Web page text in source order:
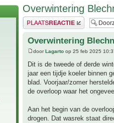
Overwintering
Plaats een reactie
Overwintering
doorLagarto op 25 feb 2025
Dit is de tweede of derde
jaar een tijdje koeler binnen
blad. Voorjaar/zomer
de overloop waar het
Aan het begin van de
drogen. Dat wasrek staat